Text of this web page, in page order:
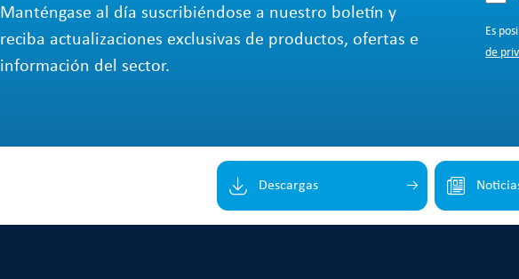
Manténgase al día suscribiéndose a nuestro boletín y
reciba actualizaciones exclusivas de productos, ofertas e
información del sector.
Es
de
Descargas